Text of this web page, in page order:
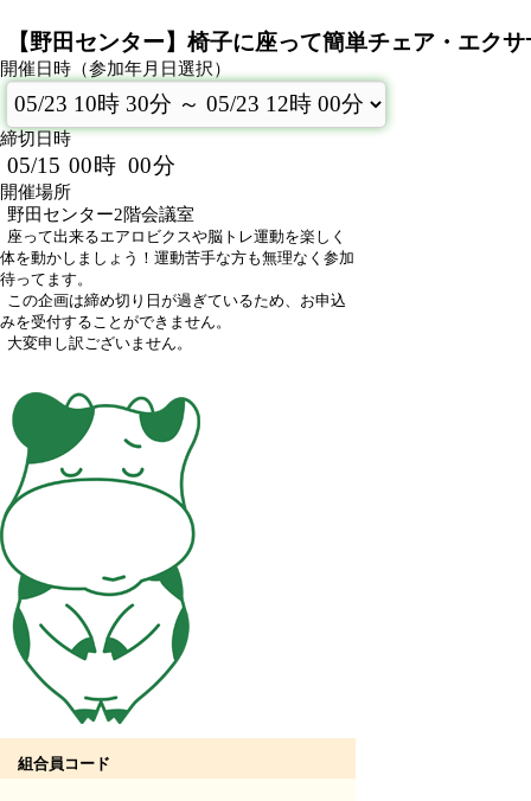
【野田センター】椅子に座って簡単チェア・エク
開催日時（参加年月日選択）
締切日時
05/15 00時 00分
開催場所
野田センター2階会議室
座って出来るエアロビクスや脳トレ運動を楽しく
体を動かしましょう！運動苦手な方も無理なく参加
待ってます。
この企画は締め切り日が過ぎているため、お申込
みを受付することができません。
大変申し訳ございません。
組合員コード